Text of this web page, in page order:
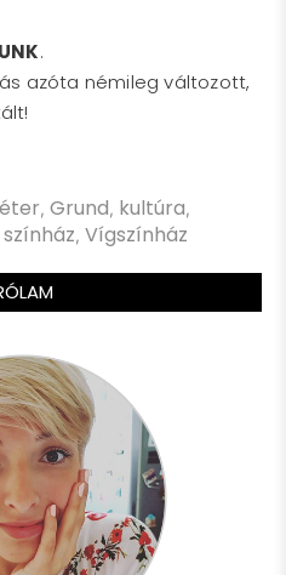
.
azóta némileg változott,
, Grund, kultúra,
színház, Vígszínház